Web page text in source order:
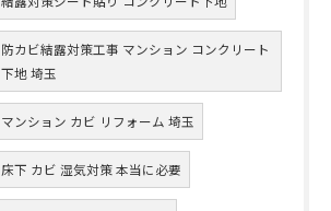
防カビ結露対策工事 マンション コンクリート
下地 埼玉
マンション カビ リフォーム 埼玉
床下 カビ 湿気対策 本当に必要